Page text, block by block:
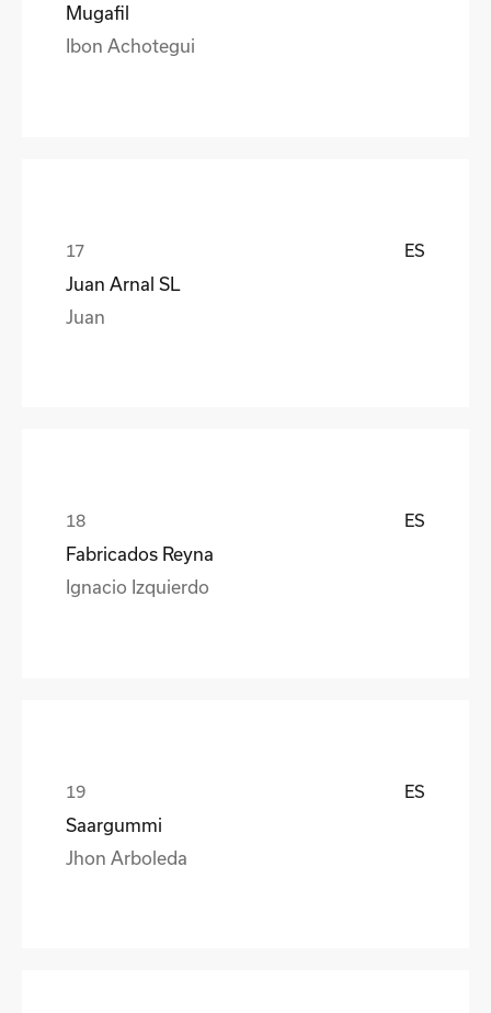
Mugafil
Ibon Achotegui
ES
Juan Arnal SL
Juan
ES
Fabricados Reyna
Ignacio Izquierdo
ES
Saargummi
Jhon Arboleda